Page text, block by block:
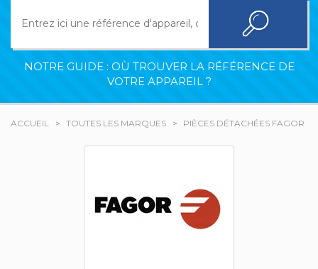
NOTRE GUIDE : OÙ TROUVER LA RÉFÉRENCE DE
VOTRE APPAREIL ?
ACCUEIL TOUTES LES MARQUES PIÈCES DÉTACHÉES FAGOR